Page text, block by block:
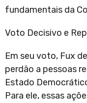
fundamentais da
Voto Decisivo e
Em seu voto, Fux
perdão a pessoas
Estado
Para ele, essas